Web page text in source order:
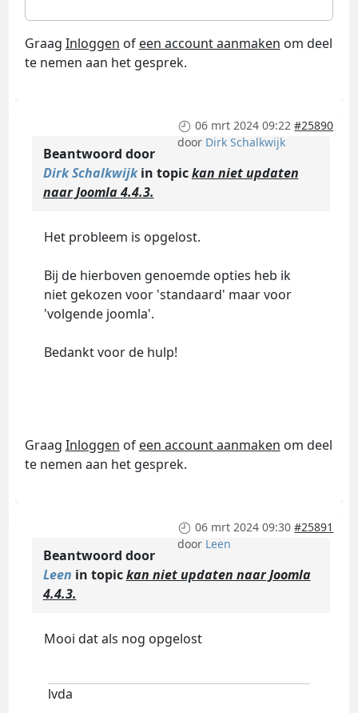
Graag Inloggen of een account aanmaken om deel
te nemen aan het gesprek.
06 mrt 2024 09:22 #25890
door Dirk Schalkwijk
Beantwoord door
Dirk Schalkwijkin topickan niet updaten
naar Joomla 4.4.3.
Het probleem is opgelost.
Bij de hierboven genoemde opties heb ik
niet gekozen voor 'standaard' maar voor
'volgende joomla'.
Bedankt voor de hulp!
Graag Inloggen of een account aanmaken om deel
te nemen aan het gesprek.
06 mrt 2024 09:30 #25891
door Leen
Beantwoord door
Leen in topickan niet updaten naar Joomla
4.4.3.
Mooi dat als nog opgelost
lvda